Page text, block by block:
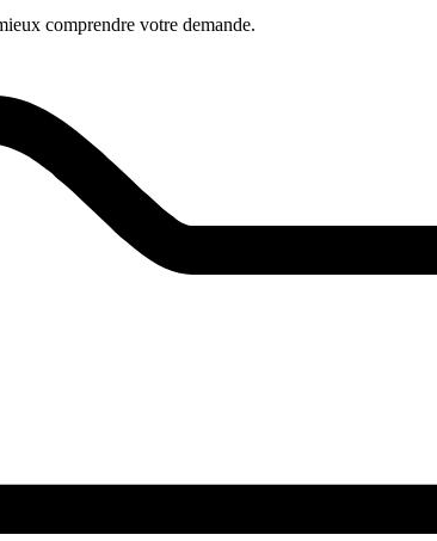
comprendre votre demande.